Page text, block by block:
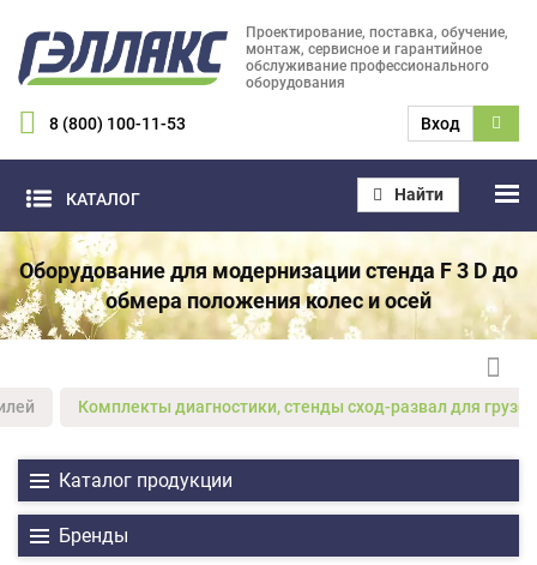
Проектирование, поставка, обучение,
монтаж, сервисное и гарантийное
обслуживание профессионального
оборудования
8 (800) 100-11-53 Вход
КАТАЛОГ Найти
Оборудование для модернизации стенда F 3 D до
обмера положения колес и осей
Комплекты диагностики, стенды сход-развал для
Каталог продукции
Бренды